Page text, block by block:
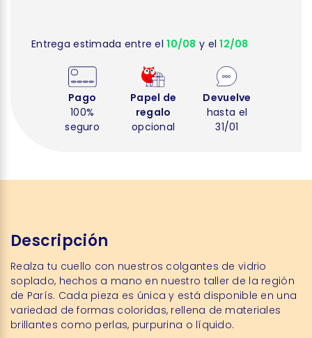
Entrega estimada entre el10/08 y el12/08
Pago
100%
seguro
Papel de
regalo
opcional
Devuelve
hasta el
31/01
Descripción
Realza tu cuello con nuestros colgantes de vidrio
soplado, hechos a mano en nuestro taller de la región
de París. Cada pieza es única y está disponible en una
variedad de formas coloridas, rellena de materiales
brillantes como perlas, purpurina o líquido.